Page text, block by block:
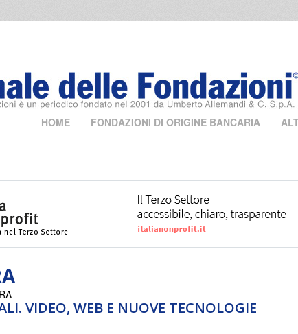
HOME FONDAZIONI DI ORIGINE BANCARIA
VIDEO, WEB E NUOVE TECNOLOGIE